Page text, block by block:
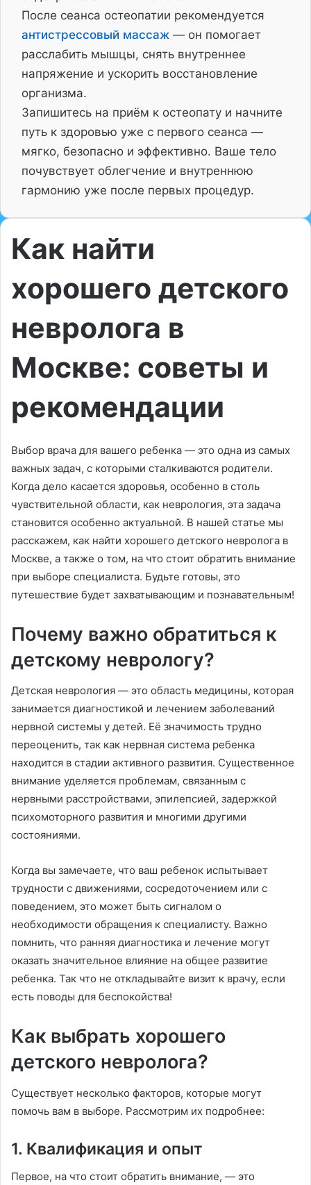
После сеанса остеопатии рекомендуется
антистрессовый массаж — он помогает
расслабить мышцы, снять внутреннее
напряжение и ускорить восстановление
организма.
Запишитесь на приём к остеопату и начните
путь к здоровью уже с первого сеанса —
мягко, безопасно и эффективно. Ваше тело
почувствует облегчение и внутреннюю
гармонию уже после первых процедур.
Как найти
хорошего детского
невролога в
Москве: советы и
рекомендации
Выбор врача для вашего ребенка — это одна из самых
важных задач, с которыми сталкиваются родители.
Когда дело касается здоровья, особенно в столь
чувствительной области, как неврология, эта задача
становится особенно актуальной. В нашей статье мы
расскажем, как найти хорошего детского невролога в
Москве, а также о том, на что стоит обратить внимание
при выборе специалиста. Будьте готовы, это
путешествие будет захватывающим и познавательным!
Почему важно обратиться к
детскому неврологу?
Детская неврология — это область медицины, которая
занимается диагностикой и лечением заболеваний
нервной системы у детей. Её значимость трудно
переоценить, так как нервная система ребенка
находится в стадии активного развития. Существенное
внимание уделяется проблемам, связанным с
нервными расстройствами, эпилепсией, задержкой
психомоторного развития и многими другими
состояниями.
Когда вы замечаете, что ваш ребенок испытывает
трудности с движениями, сосредоточением или с
поведением, это может быть сигналом о
необходимости обращения к специалисту. Важно
помнить, что ранняя диагностика и лечение могут
оказать значительное влияние на общее развитие
ребенка. Так что не откладывайте визит к врачу, если
есть поводы для беспокойства!
Как выбрать хорошего
детского невролога?
Существует несколько факторов, которые могут
помочь вам в выборе. Рассмотрим их подробнее:
1. Квалификация и опыт
Первое, на что стоит обратить внимание, — это